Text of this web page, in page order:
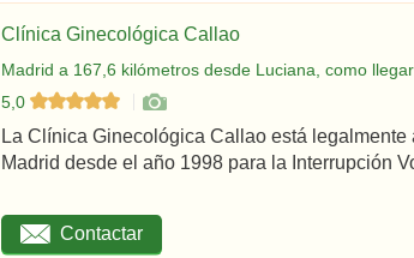
Clínica Ginecológica Callao
Madrid a 167,6 kilómetros desde Luciana, como llegar
5,0
La Clínica Ginecológica Callao está
Madrid desde el año 1998 para la Interrupción
Contactar